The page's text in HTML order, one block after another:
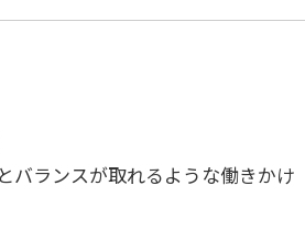
ランスが取れるような働きかけ